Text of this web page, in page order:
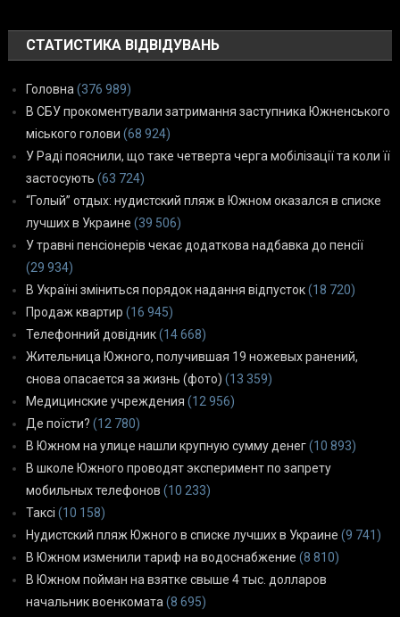
СТАТИСТИКА ВІДВІДУВАНЬ
Головна (376 989)
В СБУ прокоментували затримання заступника Южненського
міського голови (68 924)
У Раді пояснили, що таке четверта черга мобілізації та коли її
застосують (63 724)
“Голый” отдых: нудистский пляж в Южном оказался в списке
лучших в Украине (39 506)
У травні пенсіонерів чекає додаткова надбавка до пенсії
(29 934)
В Україні зміниться порядок надання відпусток(18 720)
Продаж квартир (16 945)
Телефонний довідник(14 668)
Жительница Южного, получившая 19 ножевых ранений,
снова опасается за жизнь (фото) (13 359)
Медицинские учреждения (12 956)
Де поїсти? (12 780)
В Южном на улице нашли крупную сумму денег(10 893)
В школе Южного проводят эксперимент по запрету
мобильных телефонов (10 233)
Таксі (10 158)
Нудистский пляж Южного в списке лучших в Украине (9 741)
В Южном изменили тариф на водоснабжение (8 810)
В Южном пойман на взятке свыше 4 тыс. долларов
начальник военкомата (8 695)